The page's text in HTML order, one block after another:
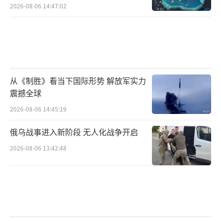
2026-08-06 14:47:02
从《制胜》看当下国际形势 解放军实力
震撼全球
2026-08-06 14:45:19
俄乌战事进入新阶段 无人化战争开启
2026-08-06 13:42:48